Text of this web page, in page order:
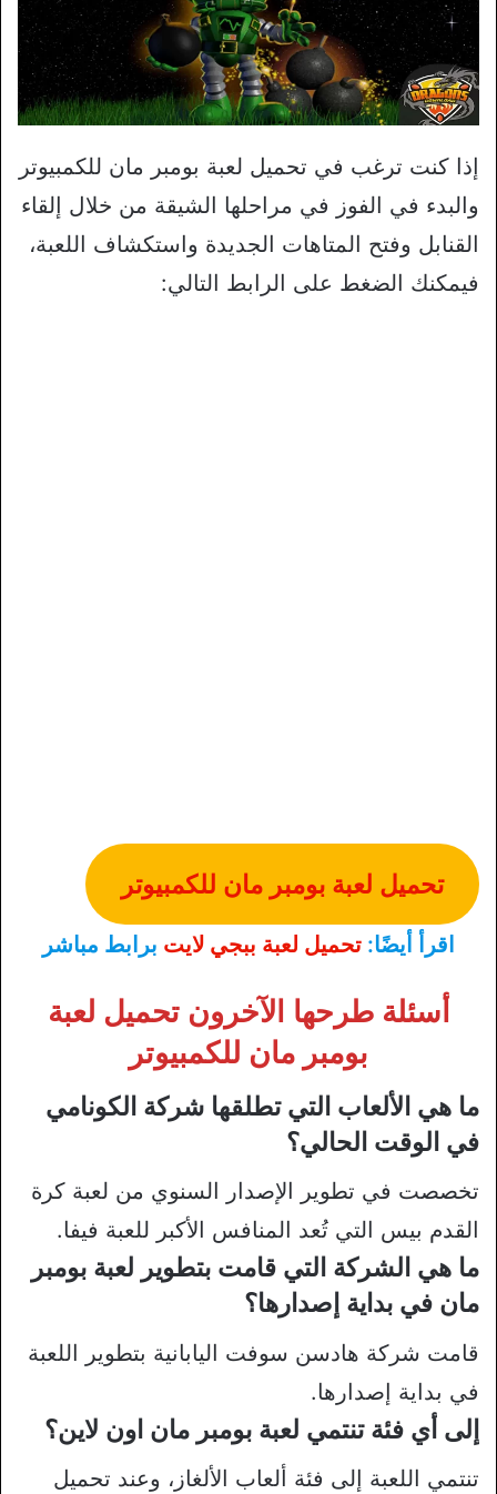
إذا كنت ترغب في تحميل لعبة بومبر مان للكمبيوتر
والبدء في الفوز في مراحلها الشيقة من خلال إلقاء
القنابل وفتح المتاهات الجديدة واستكشاف اللعبة،
فيمكنك الضغط على الرابط التالي:
تحميل لعبة بومبر مان للكمبيوتر
اقرأ أيضًا: تحميل لعبة ببجي لايت برابط مباشر
أسئلة طرحها الآخرون تحميل لعبة
بومبر مان للكمبيوتر
ما هي الألعاب التي تطلقها شركة الكونامي
في الوقت الحالي؟
تخصصت في تطوير الإصدار السنوي من لعبة كرة
القدم بيس التي تُعد المنافس الأكبر للعبة فيفا.
ما هي الشركة التي قامت بتطوير لعبة بومبر
مان في بداية إصدارها؟
قامت شركة هادسن سوفت اليابانية بتطوير اللعبة
في بداية إصدارها.
إلى أي فئة تنتمي لعبة بومبر مان اون لاين؟
تنتمي اللعبة إلى فئة ألعاب الألغاز، وعند تحميل